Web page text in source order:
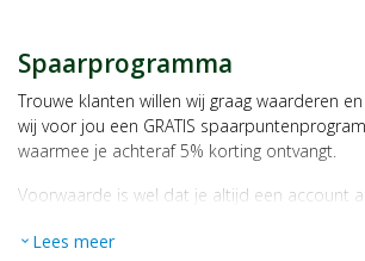
Spaarprogramma
Trouwe klanten willen wij graag waarderen
wij voor jou een GRATIS
waarmee je achteraf 5% korting ontvangt.
Voorwaarde is wel dat je altijd een account
Bij iedere bestelling ontvang je per bestede
expand_more Lees meer